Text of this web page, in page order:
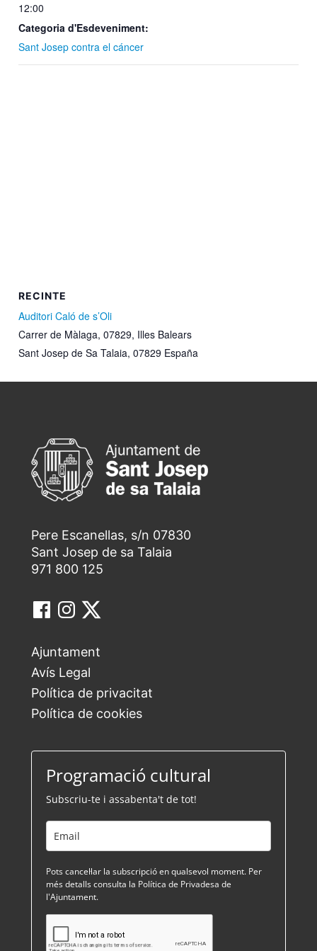
12:00
Categoria d'Esdeveniment:
Sant Josep contra el cáncer
RECINTE
Auditori Caló de s’Oli
Carrer de Màlaga, 07829, Illes Balears
Sant Josep de Sa Talaia, 07829 España
Pere Escanellas, s/n 07830
Sant Josep de sa Talaia
971 800 125
Ajuntament
Avís Legal
Política de privacitat
Política de cookies
Programació cultural
Subscriu-te i assabenta't de tot!
Pots cancel·lar la subscripció en qualsevol moment. Per
més detalls consulta la Política de Privadesa de
l'Ajuntament.